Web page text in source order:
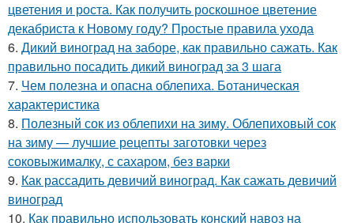
цветения и роста. Как получить роскошное цветение
декабриста к Новому году? Простые правила ухода
6. Дикий виноград на заборе, как правильно сажать. Как
правильно посадить дикий виноград за 3 шага
7. Чем полезна и опасна облепиха. Ботаническая
характеристика
8. Полезный сок из облепихи на зиму. Облепиховый сок
на зиму — лучшие рецепты заготовки через
соковыжималку, с сахаром, без варки
9. Как рассадить девичий виноград. Как сажать девичий
виноград
10. Как правильно использовать конский навоз на